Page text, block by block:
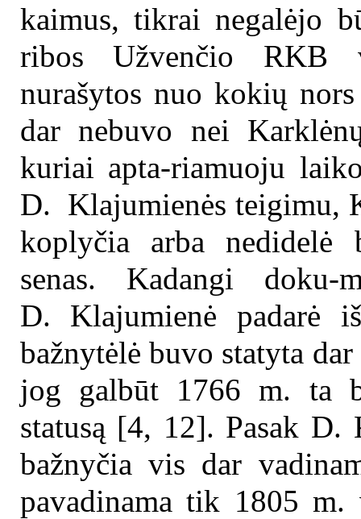
kaimus, tikrai negalėjo
ribos Užvenčio RKB
nurašytos nuo kokių
dar nebuvo nei
kuriai apta-riamuoju
D. Klajumienės teigimu,
koplyčia arba nedidelė
senas. Kadangi doku-
D. Klajumienė padarė
bažnytėlė buvo statyta
jog galbūt 1766 m. ta
statusą [4, 12]. Pasak
bažnyčia vis dar
pavadinama tik 1805